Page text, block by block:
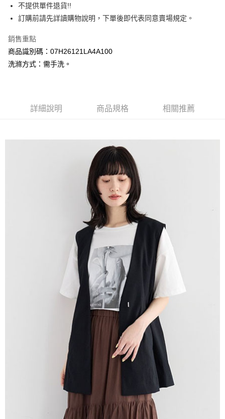
元大商業銀行
玉山商業銀行
星展（台灣）商業銀行
台灣樂天信用卡公司
悠遊付
大哥付你分期
相關說明
【大哥付你分期使用說明】
成交易。
3.實際核准額度、可分期數及費用金額請依後續交易確認頁面所載為準。
法說明評估內容。
1.分期款項不併入電信帳單，「大哥付你分期」於每月結算日後寄送繳費提
2.透過簡訊連結打開帳單後，可選擇「超商條碼／台灣大直營門市／銀行轉
帳／街口支付／iPASS MONEY」等通路繳費。
1.本服務係由「台灣大哥大股份有限公司」（以下簡稱本公司）所提供，讓
用戶於交易時，得透過本服務購買商品或服務，並由商店將買賣／分期付款
買賣價金債權讓與本公司後，依約使用本公司帳單繳交帳款。
2.基於同意付款使用「大哥付你分期」之契約關係目的，商店將以您的個人
資料（包含姓名、電話或地址）提供予台灣大哥大進項蒐集、處理及利用，
由本公司與您本人進行分期帳單所需資料之確認、核對及更正。
3.完整用戶服務條款，請詳閱以下連結： https://oppay.tw/userRule
AFTEE先享後付是「在收到商品之後才付款」的支付方式。 讓您購物簡單
３．安心：先確認商品／服務後，再付款。
【「AFTEE先享後付」結帳流程】
１．於結帳方式選擇「AFTEE先享後付」後，將跳轉至「AFTEE先享後付」
結帳頁面，進行簡訊認證並確認金額後，即可完成結帳。
２．訂單成立數日內，您將收到繳費通知簡訊。
３．收到繳費通知簡訊後14天內，點擊此簡訊中的連結，可透過四大超商／
ATM／網路銀行／等多元方式進行付款，方視為交易完成。
※ 請注意：結帳手續完成當下不需立刻繳費，但若您需要取消訂單，請聯絡
購買商品的店家。未經商家同意取消之訂單仍視為有效，需透過AFTEE先享
※ 交易是否成功請以「AFTEE先享後付 」之結帳頁面顯示為準，若有關於
是否繳費成功／繳費後需取消欲退款等相關疑問，請聯繫「AFTEE先享後付
https://netprotections.freshdesk.com/support/home
１．透過由恩沛科技股份有限公司提供之「AFTEE先享後付」服務完成之交
易，需依本服務之必要範圍內提供個人資料，並將交易相關給付款項請求債
權轉讓予恩沛科技股份有限公司。
２．關於個人資料處理事宜，請瀏覽以下網址：
https://aftee.tw/terms/#terms3
３．未成年的使用者請事先徵得法定代理人或監護人之同意方可使用
「AFTEE先享後付」，若未經同意申辦者引起之損失，本公司不負相關責
４．使用「AFTEE先享後付」時，將依據個別帳號之用戶狀況，依本公司即
時審查核予不同之上限額度；若仍有額度不足之情形，本公司將視審查結果
請求用戶進行身份認證。
５．嚴禁一人註冊多個帳號或使用他人資訊註冊。若發現惡意使用之情形，
恩沛科技股份有限公司將有權停止該用戶之使用額度並採取法律行動。
ATM付款
每筆NT$60，滿NT$1,500(含以上)免運費
每筆NT$60，滿NT$1,500(含以上)免運費
每筆NT$60，滿NT$1,500(含以上)免運費
每筆NT$60，滿NT$1,500(含以上)免運費
每筆NT$60，滿NT$1,500(含以上)免運費
每筆NT$60，滿NT$1,500(含以上)免運費
每筆NT$90，滿NT$1,500(含以上)免運費
不提供單件退貨!!
訂購前請先詳讀購物說明，下單後即代表同意賣場規定。
銷售重點
商品識別碼：07H26121LA4A100
洗滌方式：需手洗。
詳細說明 商品規格 相關推薦